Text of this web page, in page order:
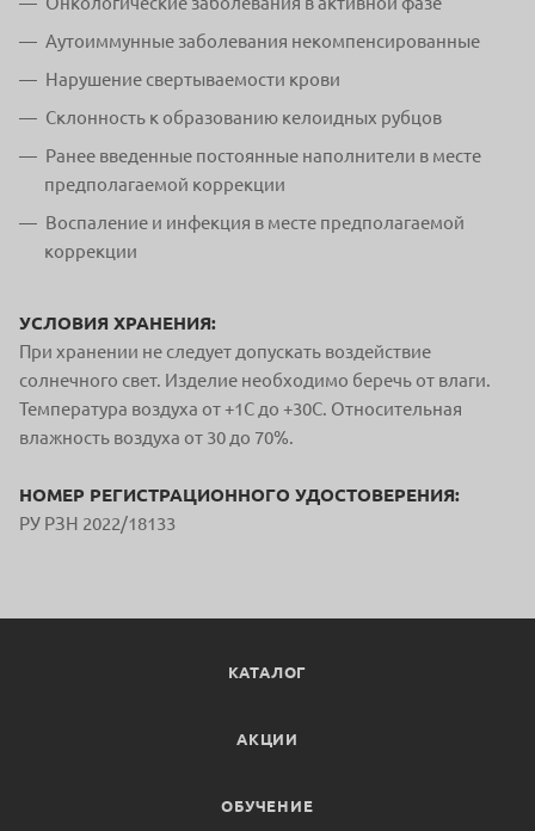
Аутоиммунные заболевания некомпенсированные
Нарушение свертываемости крови
Склонность к образованию келоидных рубцов
Ранее введенные постоянные наполнители в месте
предполагаемой коррекции
Воспаление и инфекция в месте предполагаемой
коррекции
УСЛОВИЯ ХРАНЕНИЯ:
При хранении не следует допускать воздействие
солнечного свет. Изделие необходимо беречь от влаги.
Температура воздуха от +1С до +30С. Относительная
влажность воздуха от 30 до 70%.
НОМЕР РЕГИСТРАЦИОННОГО УДОСТОВЕРЕНИЯ:
РУ РЗН 2022/18133
КАТАЛОГ
АКЦИИ
ОБУЧЕНИЕ